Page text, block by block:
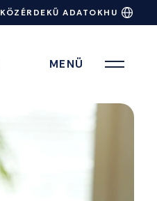
KÖZÉRDEKŰ ADATOKHU
MENÜ